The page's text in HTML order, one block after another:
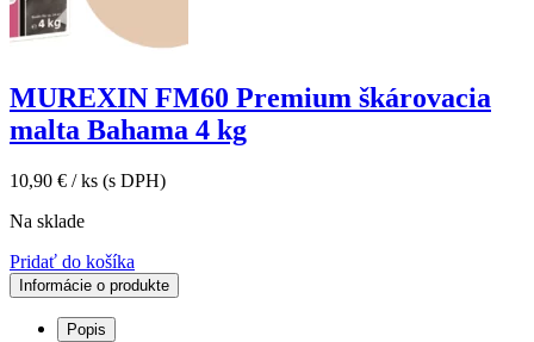
MUREXIN FM60 Premium škárovacia
malta Bahama 4 kg
10,90 € / ks (s DPH)
Na sklade
Pridať do košíka
Informácie o produkte
Popis